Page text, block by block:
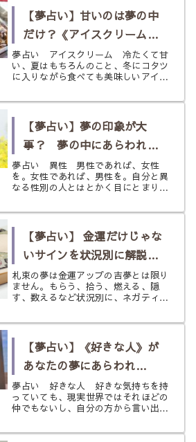
そんなケーキが夢の中にあらわれたと
し...【夢占い】甘いのは夢の中
だけ？《アイスクリーム》
の夢
夢占い アイスクリーム 冷たくて甘
い、夏はもちろんのこと、冬にコタツ
に入りながら食べても美味しいアイス
リームは季節問わず私達を楽しませて
ぎるとお腹を壊してしまうかもしれな
い...【夢占い】夢の印象が大
事？ 夢の中にあらわれた
《異性》の意味とは？
夢占い 異性 男性であれば、女性
を。女性であれば、男性を。自分と異
なる性別の人とはとかく目にとまり気
ている時、電車に乗っている時、車を
いる時、思わず目を奪われるような魅
力的...【夢占い】 金運だけじゃな
いサインを状況別に解説
〈札束〉の夢
札束の夢は金運アップの吉夢とは限り
ません。もらう、拾う、燃える、隠
す、数えるなど状況別に、ネガティ
解説。前向きに活かすためのヒントも
【夢占い】《好きな人》が
あなたの夢にあらわれ
た！ その意味とは？
夢占い 好きな人 好きな気持ちを持
っていても、現実世界ではそれほどの
仲でもないし、自分の方から言い出せ
ふと好きな人が夢に出てきたとした